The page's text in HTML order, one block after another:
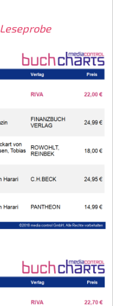
Leseprobe